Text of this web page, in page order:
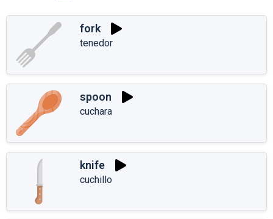
fork
tenedor
spoon
cuchara
knife
cuchillo